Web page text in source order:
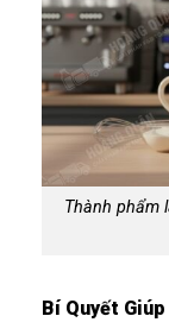
Thành phẩm
Bí Quyết